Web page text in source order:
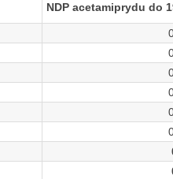
NDP acetamiprydu do